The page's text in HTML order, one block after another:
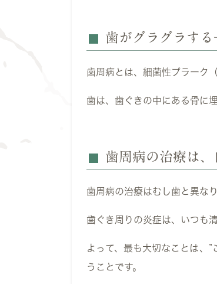
歯がグラグラす
歯周病とは、細菌性プラーク
歯は、歯ぐきの中にある骨に
歯周病の治療は
歯周病の治療はむし歯と異な
歯ぐき周りの炎症は、いつも
よって、最も大切なことは、
うことです。